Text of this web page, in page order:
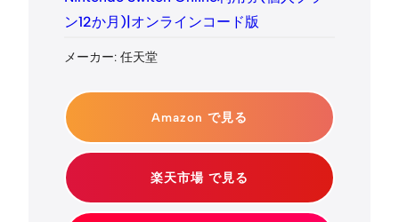
ン12か月)|オンラインコード版
メーカー: 任天堂
Amazon で見る
楽天市場 で見る